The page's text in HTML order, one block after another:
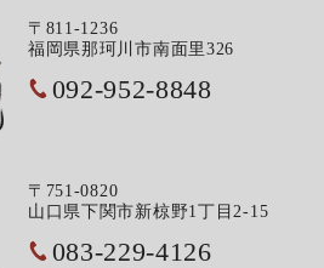
〒811-1236
福岡県那珂川市南面里326
092-952-8848
〒751-0820
山口県下関市新椋野1丁目2-15
083-229-4126